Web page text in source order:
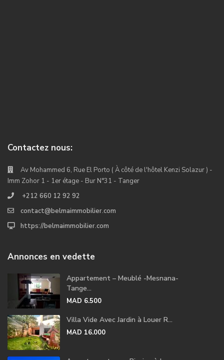
Contactez nous:
Av Mohammed 6, Rue El Porto ( À côté de l'hôtel Kenzi Solazur ) -
Imm Zohor 1 - 1er étage - Bur N°31 - Tanger
+212 660 12 92 92
contact@belmaimmobilier.com
https://belmaimmobilier.com
Annonces en vedette
Appartement – Meublé -Mesnana-
Tange...
MAD 6.500
Villa Vide Avec Jardin à Louer R...
MAD 16.000